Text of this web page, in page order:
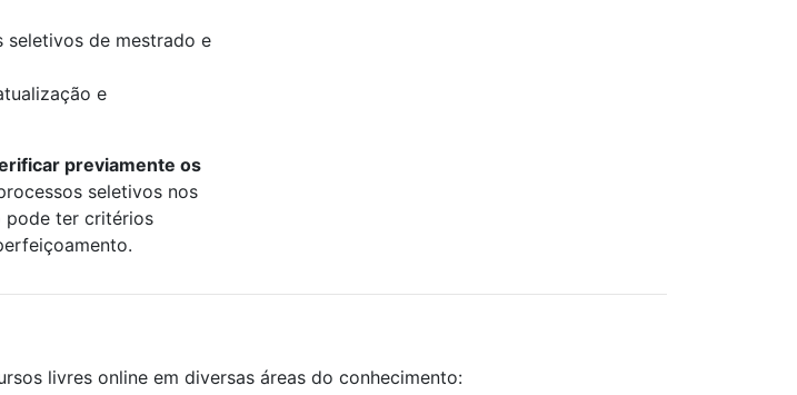
seletivos de mestrado e
e
previamente os
seletivos nos
pode ter critérios
livres online em diversas áreas do conhecimento: